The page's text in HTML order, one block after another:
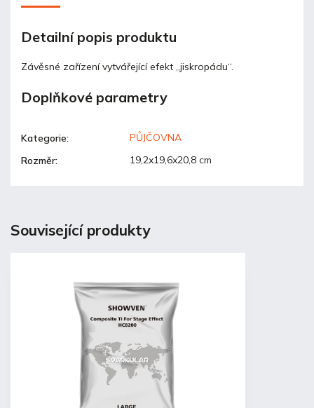
Detailní popis produktu
Závěsné zařízení vytvářející efekt „jiskropádu“.
Doplňkové parametry
Kategorie:
PŮJČOVNA
Rozměr: 19,2x19,6x20,8 cm
Související produkty